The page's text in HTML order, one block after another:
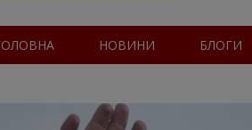
НОВИНИ БЛОГИ